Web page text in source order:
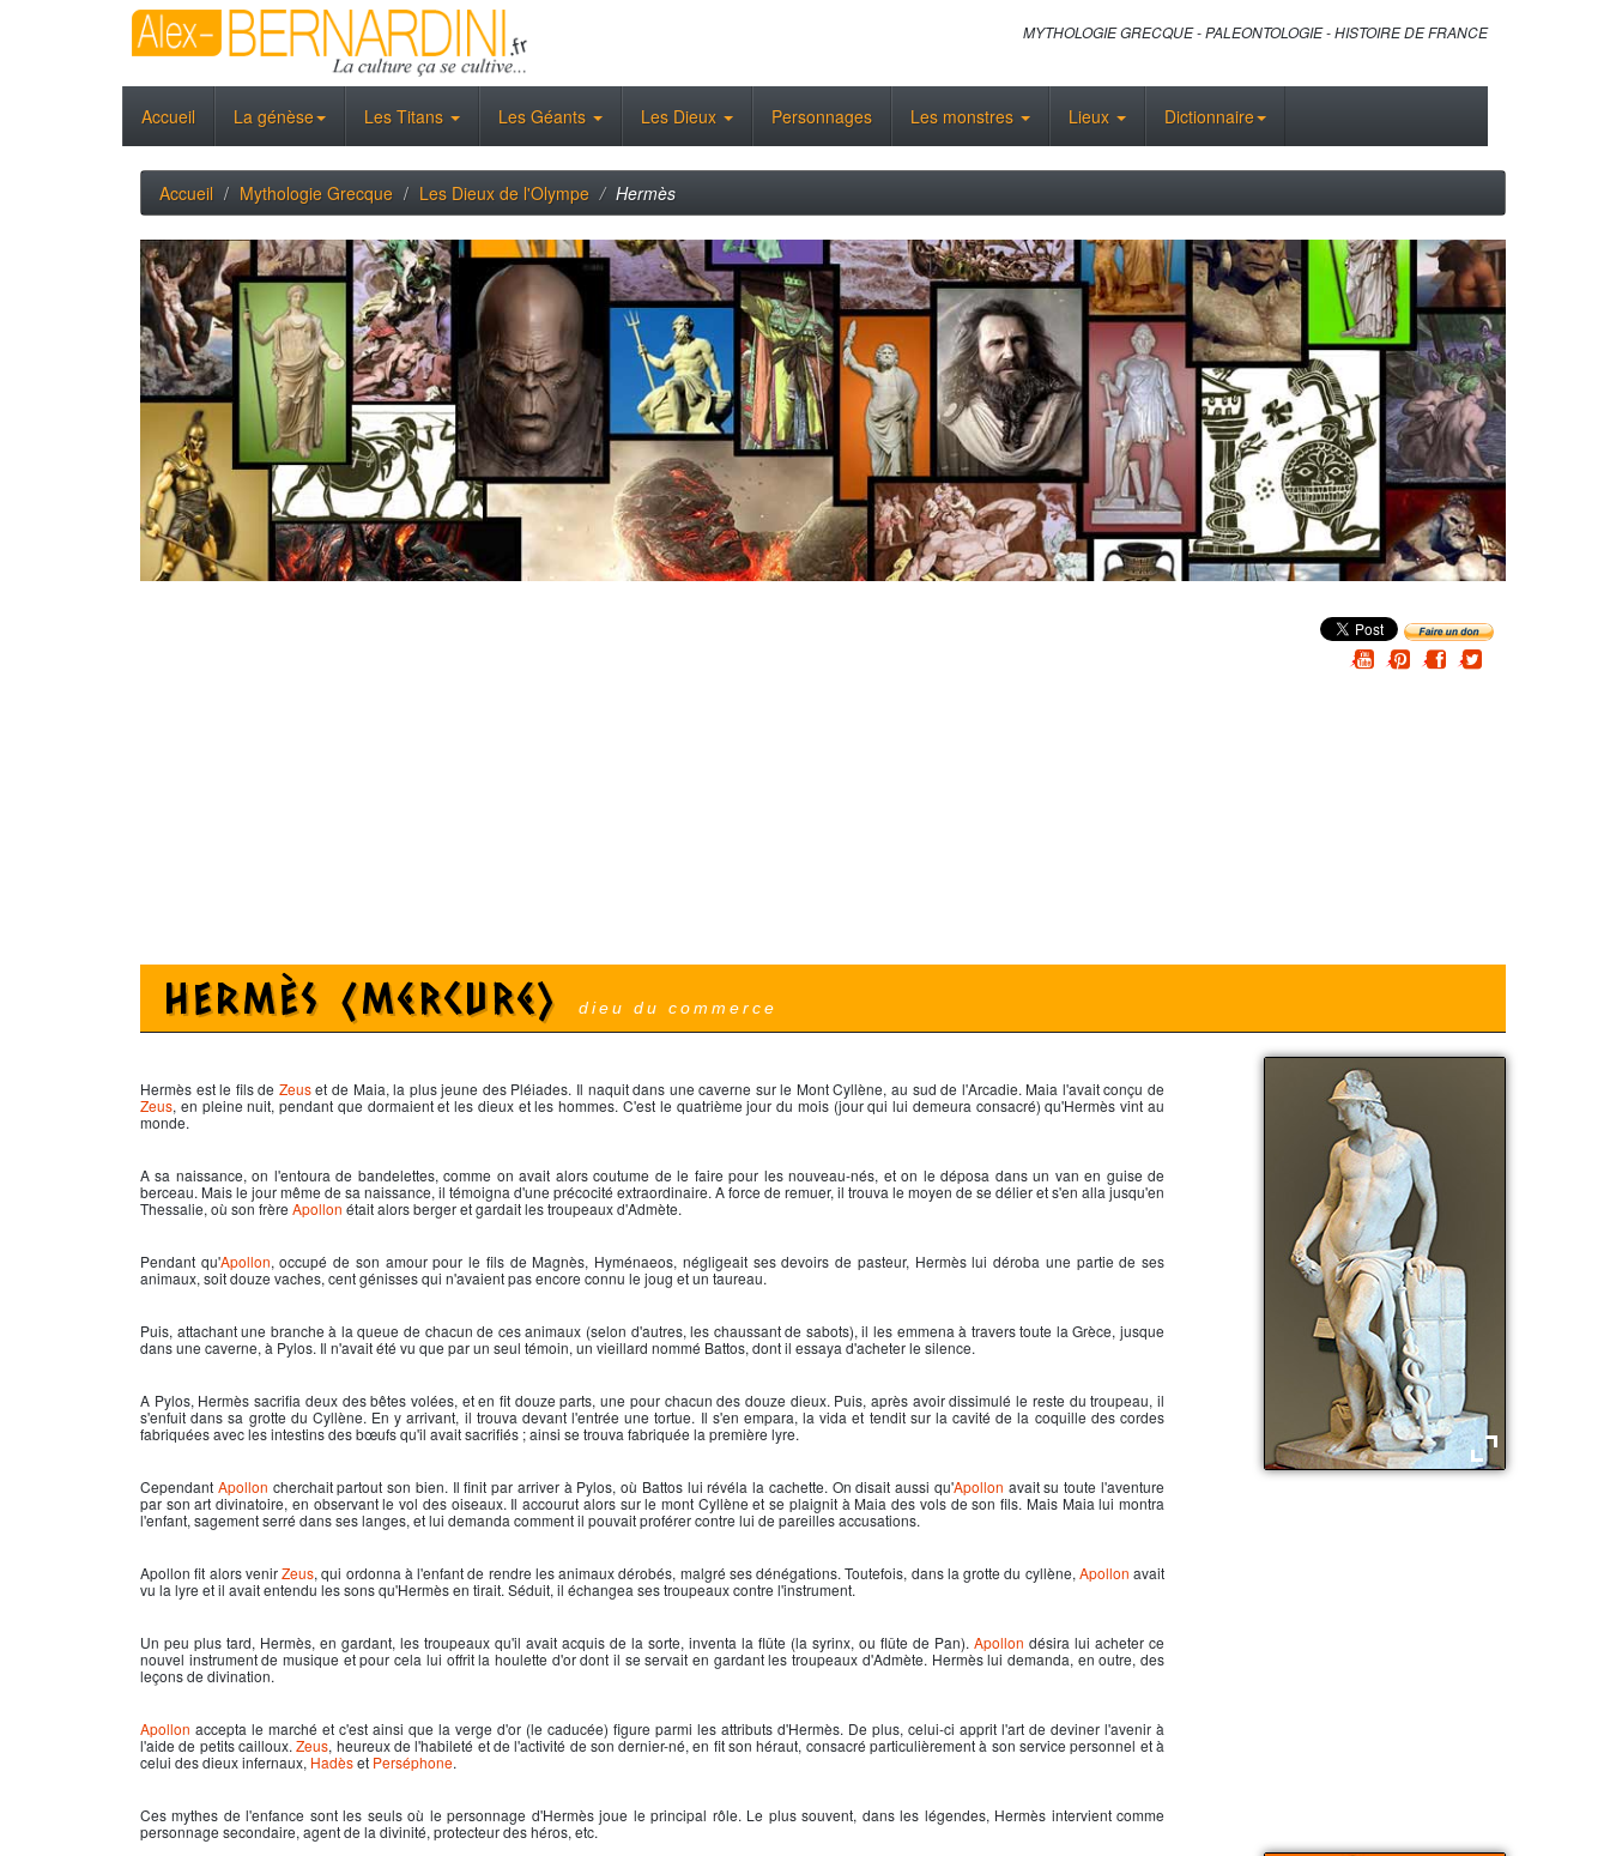
MYTHOLOGIE GRECQUE - PALEONTOLOGIE - HISTOIRE DE FRANCE
Accueil La génèse Les Titans Les Géants Les Dieux Personnages Les monstres Lieux Dictionnaire
Accueil Mythologie Grecque Les Dieux de l'Olympe Hermès
HERMÈS (Mercure) dieu du commerce
Hermès est le fils de Zeuset de Maia, la plus jeune des Pléiades. Il naquit dans une caverne sur le Mont Cyllène, au sud de l'Arcadie. Maia l'avait conçu de
Zeus, en pleine nuit, pendant que dormaient et les dieux et les hommes. C'est le quatrième jour du mois (jour qui lui demeura consacré) qu'Hermès vint au
monde.
A sa naissance, on l'entoura de bandelettes, comme on avait alors coutume de le faire pour les nouveau-nés, et on le déposa dans un van en guise de
berceau. Mais le jour même de sa naissance, il témoigna d'une précocité extraordinaire. A force de remuer, il trouva le moyen de se délier et s'en alla jusqu'en
Thessalie, où son frère Apollon était alors berger et gardait les troupeaux d'Admète.
Pendant qu'Apollon, occupé de son amour pour le fils de Magnès, Hyménaeos, négligeait ses devoirs de pasteur, Hermèslui déroba une partie de ses
animaux, soit douze vaches, cent génisses qui n'avaient pas encore connu le joug et un taureau.
Puis, attachant une branche à la queue de chacun de ces animaux (selon d'autres, les chaussant de sabots), il les emmena à travers toute la Grèce, jusque
dans une caverne, à Pylos. Il n'avait été vu que par un seul témoin, un vieillard nommé Battos, dont il essaya d'acheter le silence.
A Pylos, Hermès sacrifia deux des bêtes volées, et en fit douze parts, une pour chacun des douze dieux. Puis, après avoir dissimulé le reste du troupeau, il
s'enfuit dans sa grotte du Cyllène. En y arrivant, il trouva devant l'entrée une tortue. Il s'en empara, la vida et tendit sur la cavité de la coquille des cordes
fabriquées avec les intestins des bœufs qu'il avait sacrifiés ; ainsi se trouva fabriquée la première lyre.
Cependant Apollon cherchait partout son bien. Il finit par arriver à Pylos, où Battos lui révéla la cachette. On disait aussi qu'Apollon avait su toute l'aventure
par son art divinatoire, en observant le vol des oiseaux. Il accourut alors sur le mont Cyllène et se plaignit à Maia des vols de son fils. Mais Maia lui montra
l'enfant, sagement serré dans ses langes, et lui demanda comment il pouvait proférer contre lui de pareilles accusations.
Apollon fit alors venirZeus, qui ordonna à l'enfant de rendre les animaux dérobés, malgré ses dénégations. Toutefois, dans la grotte du cyllène, Apollon avait
vu la lyre et il avait entendu les sons qu'Hermèsen tirait. Séduit, il échangea ses troupeaux contre l'instrument.
Un peu plus tard, Hermès, en gardant, les troupeaux qu'il avait acquis de la sorte, inventa la flûte (la syrinx, ou flûte de Pan). Apollon désira lui acheter ce
nouvel instrument de musique et pour cela lui offrit la houlette d'or dont il se servait en gardant les troupeaux d'Admète. Hermèslui demanda, en outre, des
leçons de divination.
Apollon accepta le marché et c'est ainsi que la verge d'or (le caducée) figure parmi les attributs d'Hermès. De plus, celui-ci apprit l'art de deviner l'avenir à
l'aide de petits cailloux.Zeus, heureux de l'habileté et de l'activité de son dernier-né, en fit son héraut, consacré particulièrement à son service personnel et à
celui des dieux infernaux, Hadèset Perséphone.
Ces mythes de l'enfance sont les seuls où le personnage d'Hermèsjoue le principal rôle. Le plus souvent, dans les légendes, Hermès intervient comme
personnage secondaire, agent de la divinité, protecteur des héros, etc.